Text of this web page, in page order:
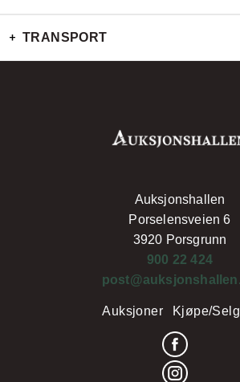
TRANSPORT
Auksjonshallen
Porselensveien 6
3920 Porsgrunn
900 22 424
Auksjoner Kjøpe/